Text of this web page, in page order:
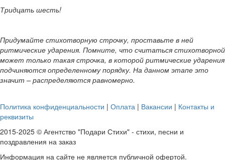
Тридцать шесть!
Придумайте стихотворную строчку, проставьте в ней
ритмические ударения. Помните, что считаться стихотворной
может только такая строчка, в которой ритмические ударения
подчиняются определенному порядку. На данном этапе это
значит – распределяются равномерно.
Политика конфиденциальности | Оплата | Вакансии | Контакты и
реквизиты
2015-2025 © Агентство "Подари Стихи" - стихи, песни и
поздравления на заказ
Информация на сайте не является публичной офертой.